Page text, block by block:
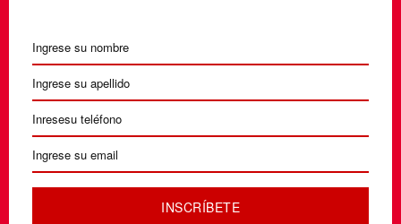
INSCRÍBETE